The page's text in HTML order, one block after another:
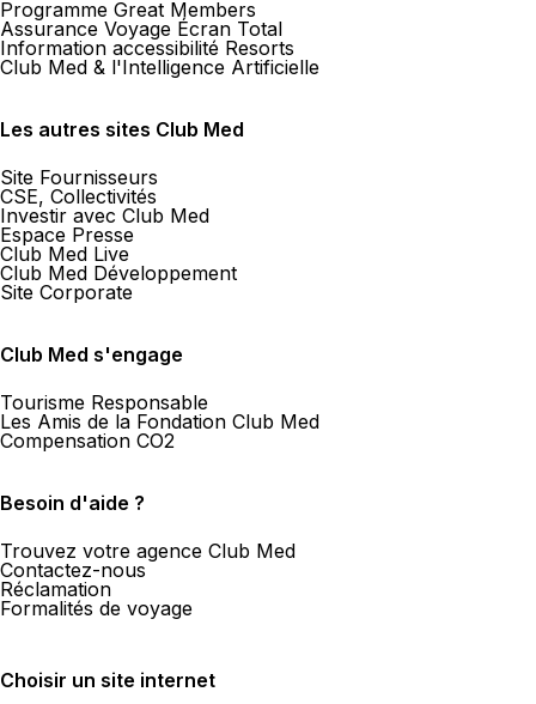
Programme Great Members
Assurance Voyage Écran Total
Information accessibilité Resorts
Club Med & l'Intelligence Artificielle
Les autres sites Club Med
Site Fournisseurs
CSE, Collectivités
Investir avec Club Med
Espace Presse
Club Med Live
Club Med Développement
Site Corporate
Club Med s'engage
Tourisme Responsable
Les Amis de la Fondation Club Med
Compensation CO2
Besoin d'aide ?
Trouvez votre agence Club Med
Contactez-nous
Réclamation
Formalités de voyage
Choisir un site internet